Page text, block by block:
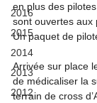
2016
2015
2014
2013
2012
en plus des
sont ouvertes aux
Un paquet de
Arrivée sur place
de médicaliser la
terrain de cross